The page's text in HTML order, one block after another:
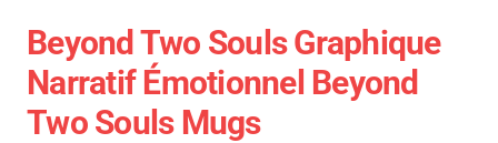
Beyond Two Souls Graphique
Narratif Émotionnel Beyond
Two Souls Mugs